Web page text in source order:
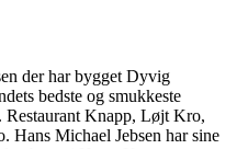
der har bygget Dyvig
bedste og smukkeste
Restaurant Knapp, Løjt Kro,
Michael Jebsen har sine